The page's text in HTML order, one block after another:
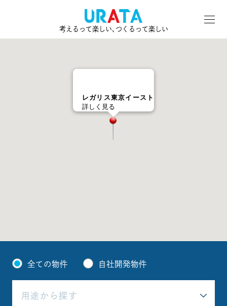
考えるって楽しい､つくるって楽しい
レガリス東京イースト
詳しく見る
全ての物件 自社開発物件